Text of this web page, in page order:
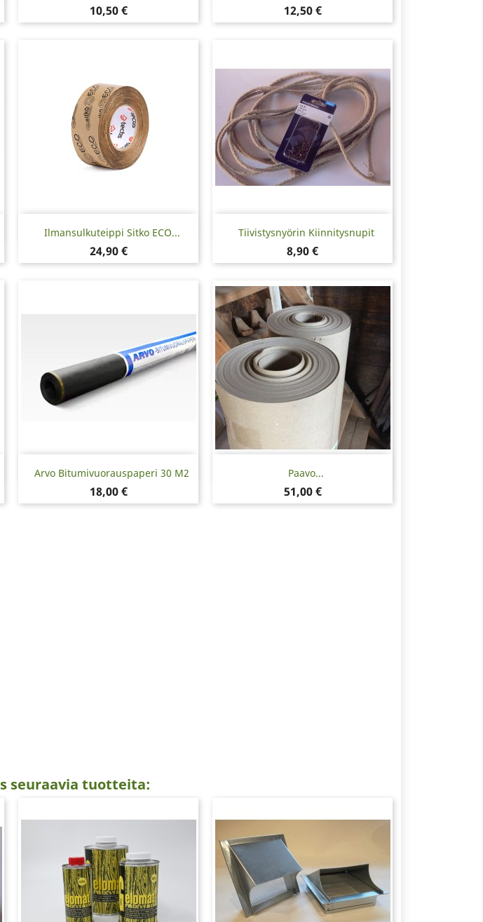
Hinta
10,50 € Hinta
12,50 €
Ilmansulkuteippi Sitko ECO...
Hinta
24,90 €
Pikakatselu Tiivistysnyörin Kiinnitysnupit
Hinta
8,90 €
Pikakatselu
Arvo Bitumivuorauspaperi 30 M2
Hinta
18,00 €
Pikakatselu Paavo...
Hinta
51,00 €
Pikakatselu
seuraavia tuotteita: